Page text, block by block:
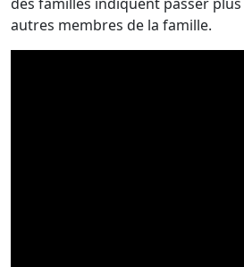
autres membres de la famille.